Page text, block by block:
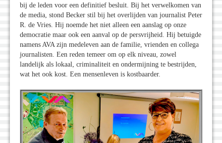
bij de leden voor een definitief besluit. Bij het verwelkomen van
de media, stond Becker stil bij het overlijden van journalist Peter
R. de Vries. Hij noemde het niet alleen een aanslag op onze
democratie maar ook een aanval op de persvrijheid. Hij betuigde
namens AVA zijn medeleven aan de familie, vrienden en collega
journalisten. Een reden temeer om op elk niveau, zowel
landelijk als lokaal, criminaliteit en ondermijning te bestrijden,
wat het ook kost. Een mensenleven is kostbaarder.